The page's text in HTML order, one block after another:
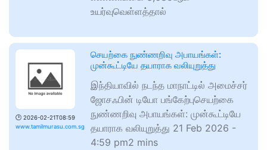
உயர்வுவெள்ளத்தால்
🕑 2026-02-21T08:59
www.tamilmurasu.com.sg
செயற்கை நுண்ணறிவு அபாயங்கள்:
முன்கூட்டியே தயாராக வலியுறுத்து
இந்தியாவில் நடந்த மாநாட்டில் அமைச்சர்
ஜோசஃபின் டியோ பங்கேற்புசெயற்கை
நுண்ணறிவு அபாயங்கள்: முன்கூட்டியே
தயாராக வலியுறுத்து 21 Feb 2026 -
4:59 pm2 mins